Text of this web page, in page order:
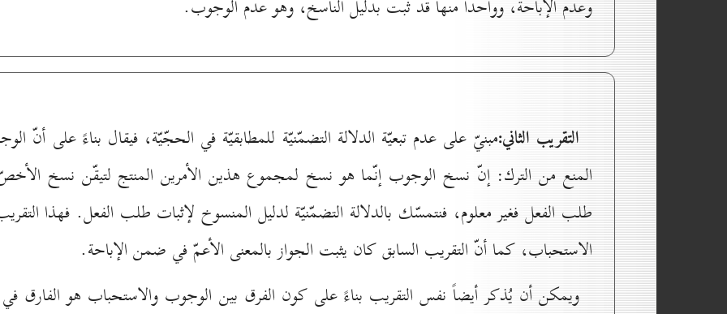
وعدم الإباحة، وواحداً منها قد ثبت بدليل الناسخ، وهو عدم الوجوب.
التقريب الثاني:مبنيّ على عدم تبعيّة الدلالة التضمّنيّة للمطابقيّة في الحجّيّة، فيقال بناءً على
المنع من الترك: إنّ نسخ الوجوب إنّما هو نسخ لمجموع هذين الأمرين المنتج لتيقّن نسخ
طلب الفعل فغير معلوم، فنتمسّك بالدلالة التضمّنيّة لدليل المنسوخ لإثبات طلب الفعل. فهذا
الاستحباب، كما أنّ التقريب السابق كان يثبت الجواز بالمعنى الأعمّ في ضمن الإباحة.
ويمكن أن يُذكر أيضاً نفس التقريب بناءً على كون الفرق بين الوجوب والاستحباب هو الفارق